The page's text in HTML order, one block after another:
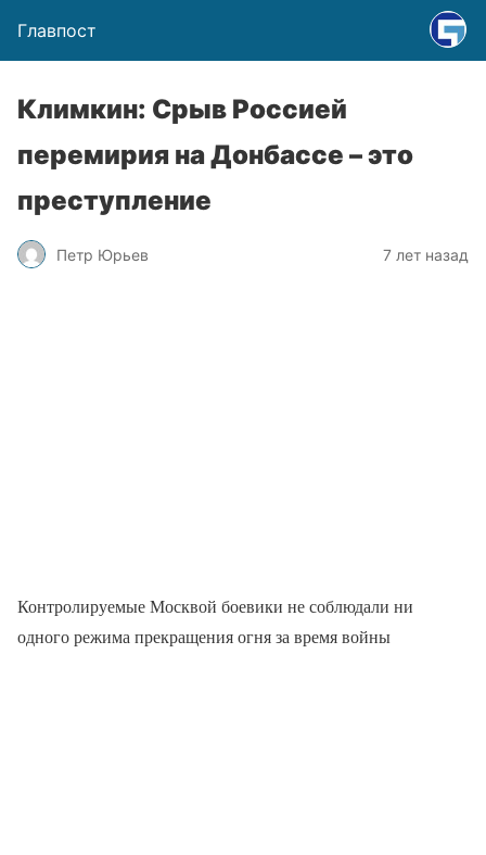
Главпост
Климкин: Срыв Россией
перемирия на Донбассе – это
преступление
Петр Юрьев 7 лет назад
Контролируемые Москвой боевики не соблюдали ни
одного режима прекращения огня за время войны